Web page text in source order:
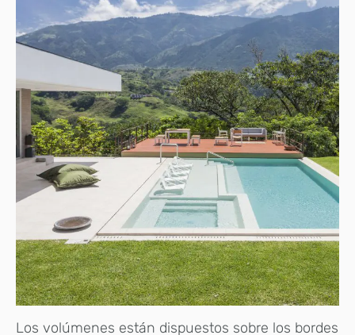
Los volúmenes están dispuestos sobre los bordes